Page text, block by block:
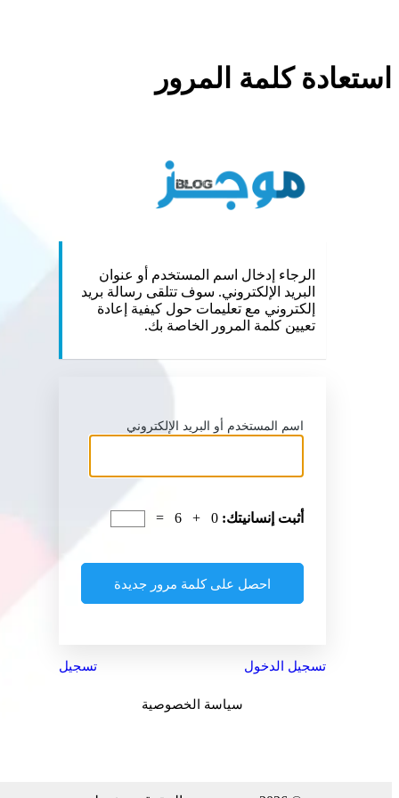
استعادة كلمة المرور
الرجاء إدخال اسم المستخدم أو عنوان
البريد الإلكتروني. سوف تتلقى رسالة بريد
إلكتروني مع تعليمات حول كيفية إعادة
تعيين كلمة المرور الخاصة بك.
اسم المستخدم أو البريد الإلكتروني
أثبت إنسانيتك:0 + 6 =
تسجيل الدخول تسجيل
سياسة الخصوصية